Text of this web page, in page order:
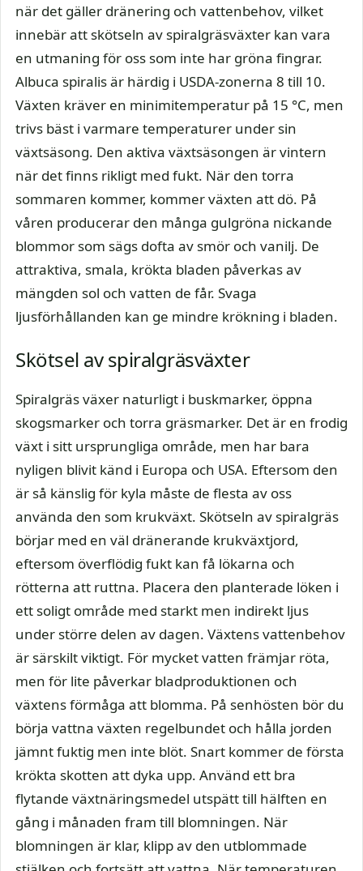
när det gäller dränering och vattenbehov, vilket
innebär att skötseln av spiralgräsväxter kan vara
en utmaning för oss som inte har gröna fingrar.
Albuca spiralis är härdig i USDA-zonerna 8 till 10.
Växten kräver en minimitemperatur på 15 °C, men
trivs bäst i varmare temperaturer under sin
växtsäsong. Den aktiva växtsäsongen är vintern
när det finns rikligt med fukt. När den torra
sommaren kommer, kommer växten att dö. På
våren producerar den många gulgröna nickande
blommor som sägs dofta av smör och vanilj. De
attraktiva, smala, krökta bladen påverkas av
mängden sol och vatten de får. Svaga
ljusförhållanden kan ge mindre krökning i bladen.
Skötsel av spiralgräsväxter
Spiralgräs växer naturligt i buskmarker, öppna
skogsmarker och torra gräsmarker. Det är en frodig
växt i sitt ursprungliga område, men har bara
nyligen blivit känd i Europa och USA. Eftersom den
är så känslig för kyla måste de flesta av oss
använda den som krukväxt. Skötseln av spiralgräs
börjar med en väl dränerande krukväxtjord,
eftersom överflödig fukt kan få lökarna och
rötterna att ruttna. Placera den planterade löken i
ett soligt område med starkt men indirekt ljus
under större delen av dagen. Växtens vattenbehov
är särskilt viktigt. För mycket vatten främjar röta,
men för lite påverkar bladproduktionen och
växtens förmåga att blomma. På senhösten bör du
börja vattna växten regelbundet och hålla jorden
jämnt fuktig men inte blöt. Snart kommer de första
krökta skotten att dyka upp. Använd ett bra
flytande växtnäringsmedel utspätt till hälften en
gång i månaden fram till blomningen. När
blomningen är klar, klipp av den utblommade